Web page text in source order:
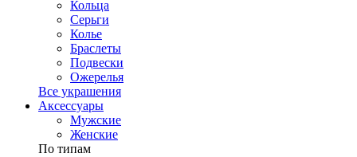
Кольца
Серьги
Колье
Браслеты
Подвески
Ожерелья
Все украшения
Аксессуары
Мужские
Женские
По типам